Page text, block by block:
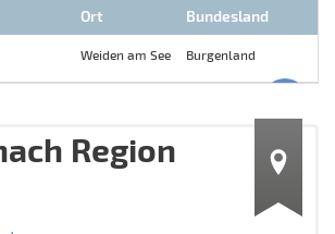
Ort Bundesland
Weiden am See Burgenland
Region